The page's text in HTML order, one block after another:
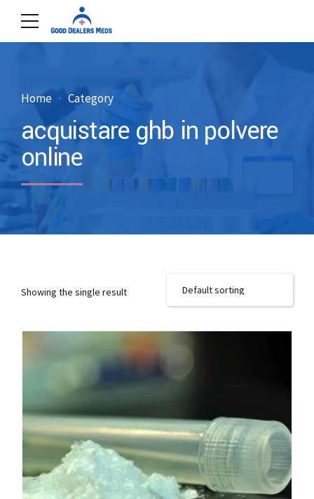
Home Category
acquistare ghb in polvere
online
Showing the single result